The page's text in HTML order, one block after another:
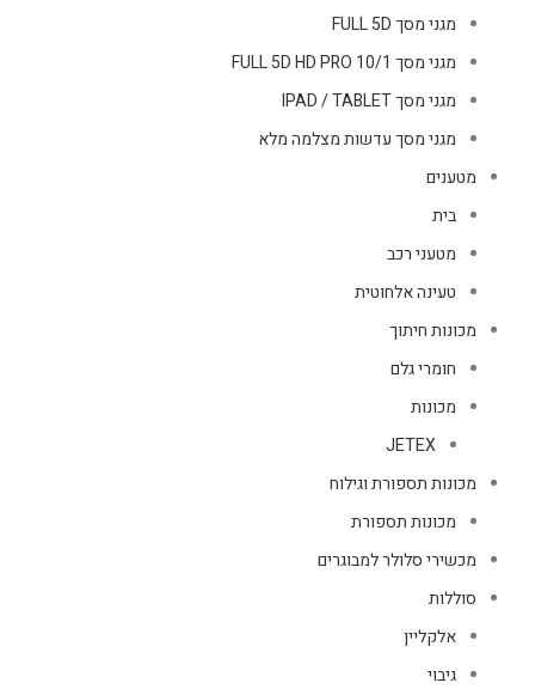
מגני מסך FULL 5D
מגני מסך FULL 5D HD PRO 10/1
מגני מסך IPAD / TABLET
מגני מסך עדשות מצלמה מלא
מטענים
בית
מטעני רכב
טעינה אלחוטית
מכונות חיתוך
חומרי גלם
מכונות
JETEX
מכונות תספורת וגילוח
מכונות תספורת
מכשירי סלולר למבוגרים
סוללות
אלקליין
גיבוי